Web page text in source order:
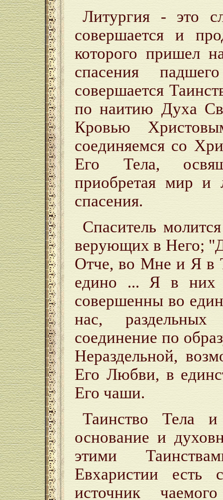
Литургия - это
совершается и
которого пришел
спасения
совершается
по наитию Духа
Кровью
соединяемся со
Его Тела,
приобретая мир и
спасения.
Спаситель
верующих в Него;
Отче, во Мне и Я в
едино ... Я в
совершенны во
нас,
соединение по
Нераздельной,
Его Любви, в
Его чаши.
Таинство Тела
основание и
этими
Евхаристии есть
источник